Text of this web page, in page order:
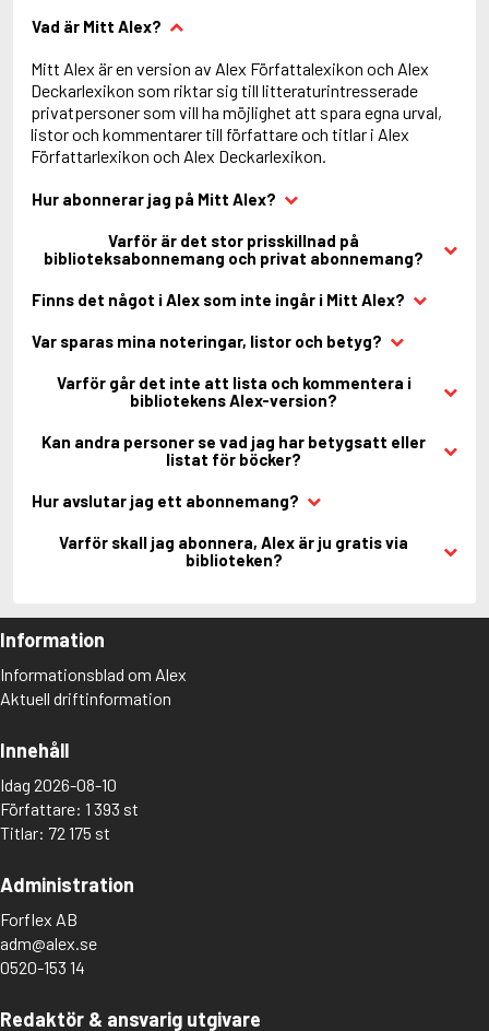
Vad är Mitt Alex?
Mitt Alex är en version av Alex Författalexikon och Alex
Deckarlexikon som riktar sig till litteraturintresserade
privatpersoner som vill ha möjlighet att spara egna urval,
listor och kommentarer till författare och titlar i Alex
Författarlexikon och Alex Deckarlexikon.
Hur abonnerar jag på Mitt Alex?
Varför är det stor prisskillnad på
biblioteksabonnemang och privat abonnemang?
Finns det något i Alex som inte ingår i Mitt Alex?
Var sparas mina noteringar, listor och betyg?
Varför går det inte att lista och kommentera i
bibliotekens Alex-version?
Kan andra personer se vad jag har betygsatt eller
listat för böcker?
Hur avslutar jag ett abonnemang?
Varför skall jag abonnera, Alex är ju gratis via
biblioteken?
Information
Informationsblad om Alex
Aktuell driftinformation
Innehåll
Idag 2026-08-10
Författare: 1 393 st
Titlar: 72 175 st
Administration
Forflex AB
adm@alex.se
0520-153 14
Redaktör & ansvarig utgivare